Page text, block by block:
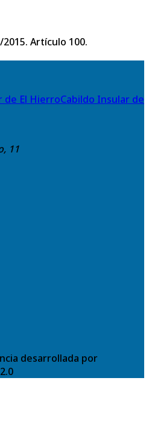
2015. Artículo 100.
Cabildo Insular de
11
desarrollada por